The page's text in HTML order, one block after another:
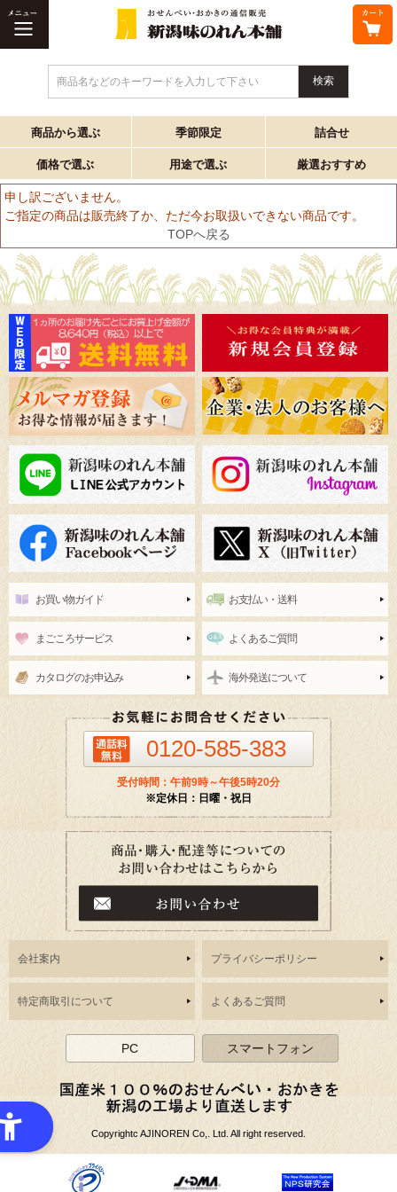
商品名などのキーワードを入力して下さい
商品から選ぶ 季節限定 詰合せ
価格で選ぶ 用途で選ぶ 厳選おすすめ
申し訳ございません。
ご指定の商品は販売終了か、ただ今お取扱いできない商品です。
TOPへ戻る
お買い物ガイド お支払い・送料
まごころサービス よくあるご質問
カタログのお申込み 海外発送について
0120-585-383
受付時間：午前9時～午後5時20分
※定休日：日曜・祝日
会社案内 プライバシーポリシー
特定商取引について よくあるご質問
PC スマートフォン
Copyrightc AJINOREN Co,. Ltd. All right reserved.